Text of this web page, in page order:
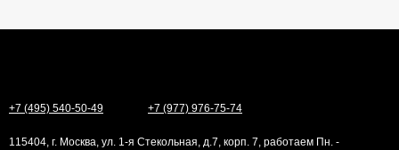
+7 (495) 540-50-49 +7 (977) 976-75-74
115404, г. Москва, ул. 1-я Стекольная, д.7, корп. 7, работаем Пн. -